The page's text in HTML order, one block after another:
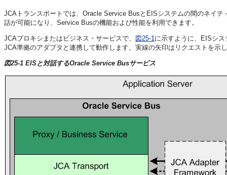
JCAトランスポートでは、Oracle Service BusとEISシステムの間のネイ
話が可能になり、Service Busの機能および性能を利用できます。
JCAプロキシまたはビジネス・サービスで、 図25-1 に示すように、EISシ
JCA準拠のアダプタと連携して動作します。実線の矢印はリクエストを示
図25-1 EISと対話するOracle Service Busサービス